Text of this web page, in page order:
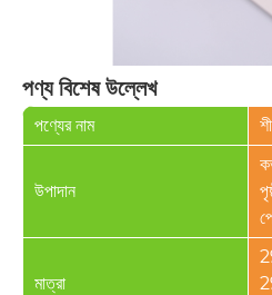
পণ্য বিশেষ উল্লেখ
পণ্যের নাম
উপাদান
মাত্রা